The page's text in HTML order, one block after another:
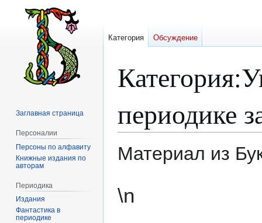
Категория:
периодике
Материал из
кк
\n
Категория Обсуждение
Заглавная страница
Персоналии
Персоны по алфавиту
Книжные издания по
авторам
Периодика
Издания
Фантастика в
периодике